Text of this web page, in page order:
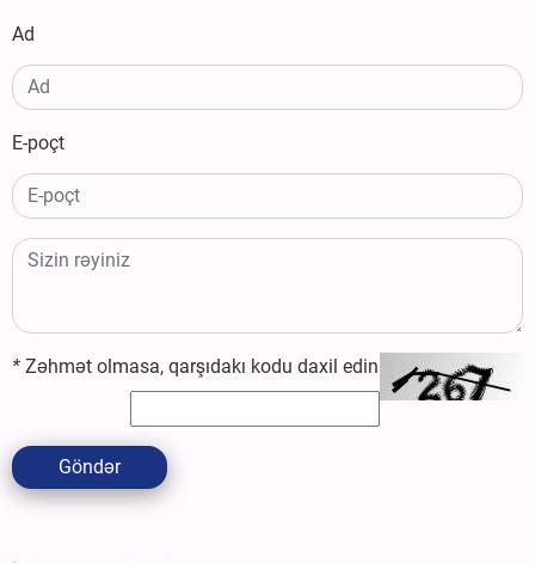
Ad
E-poçt
* Zəhmət olmasa, qarşıdakı kodu daxil edin
Göndər